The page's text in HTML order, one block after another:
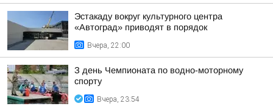
Эстакаду вокруг культурного центра
«Автоград» приводят в порядок
Вчера, 22:00
З день Чемпионата по водно-моторному
спорту
Вчера, 23:54